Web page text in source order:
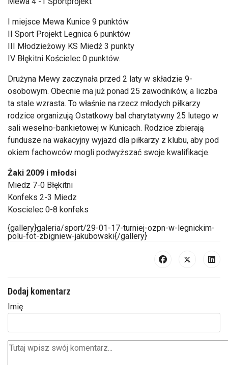
I miejsce Mewa Kunice 9 punktów
II Sport Projekt Legnica 6 punktów
III Młodzieżowy KS Miedź 3 punkty
IV Błękitni Kościelec 0 punktów.
Drużyna Mewy zaczynała przed 2 laty w składzie 9-
osobowym. Obecnie ma już ponad 25 zawodników, a liczba
ta stale wzrasta. To właśnie na rzecz młodych piłkarzy
rodzice organizują Ostatkowy bal charytatywny 25 lutego w
sali weselno-bankietowej w Kunicach. Rodzice zbierają
fundusze na wakacyjny wyjazd dla piłkarzy z klubu, aby pod
okiem fachowców mogli podwyższać swoje kwalifikacje.
Żaki 2009 i młodsi
Miedz 7-0 Błękitni
Konfeks 2-3 Miedz
Koscielec 0-8 konfeks
{gallery}galeria/sport/29-01-17-turniej-ozpn-w-legnickim-
polu-fot-zbigniew-jakubowski{/gallery}
Dodaj komentarz
Imię